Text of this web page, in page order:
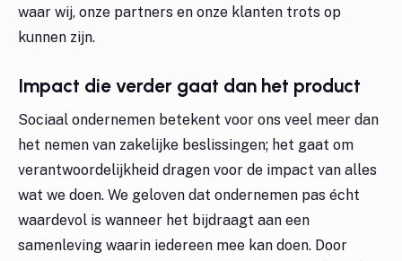
waar wij, onze partners en onze klanten trots op
kunnen zijn.
Impact die verder gaat dan het product
Sociaal ondernemen betekent voor ons veel meer dan
het nemen van zakelijke beslissingen; het gaat om
verantwoordelijkheid dragen voor de impact van alles
wat we doen. We geloven dat ondernemen pas écht
waardevol is wanneer het bijdraagt aan een
samenleving waarin iedereen mee kan doen. Door